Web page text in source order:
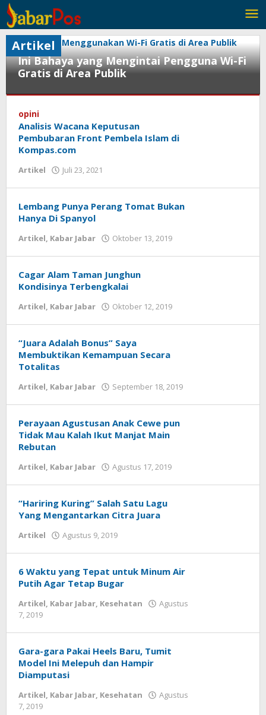
Lewati
ke
konten
Ini Bahaya yang Mengintai Pengguna Wi-Fi
Gratis di Area Publik
Berita
oleh
Artikel
opini
Analisis Wacana Keputusan
Pembubaran Front Pembela Islam di
Kompas.com
Artikel Juli 23, 2021
Lembang Punya Perang Tomat Bukan
Hanya Di Spanyol
Artikel, Kabar Jabar Oktober 13, 2019
Cagar Alam Taman Junghun
Kondisinya Terbengkalai
Artikel, Kabar Jabar Oktober 12, 2019
“Juara Adalah Bonus” Saya
Membuktikan Kemampuan Secara
Totalitas
Artikel, Kabar Jabar September 18, 2019
Perayaan Agustusan Anak Cewe pun
Tidak Mau Kalah Ikut Manjat Main
Rebutan
Artikel, Kabar Jabar Agustus 17, 2019
“Hariring Kuring” Salah Satu Lagu
Yang Mengantarkan Citra Juara
Artikel Agustus 9, 2019
6 Waktu yang Tepat untuk Minum Air
Putih Agar Tetap Bugar
Artikel, Kabar Jabar, Kesehatan
Agustus
7, 2019
Gara-gara Pakai Heels Baru, Tumit
Model Ini Melepuh dan Hampir
Diamputasi
Artikel, Kabar Jabar, Kesehatan
Agustus
7, 2019